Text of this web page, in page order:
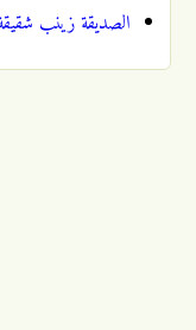
الصديقة زينب